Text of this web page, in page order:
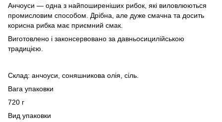
Анчоуси — одна з найпоширеніших рибок, які виловлюються
промисловим способом. Дрібна, але дуже смачна та досить
корисна рибка має приємний смак.
Виготовлено і законсервовано за давньосицилійською
традицією.
Склад: анчоуси, соняшникова олія, сіль.
Вага упаковки
720 г
Вид упаковки